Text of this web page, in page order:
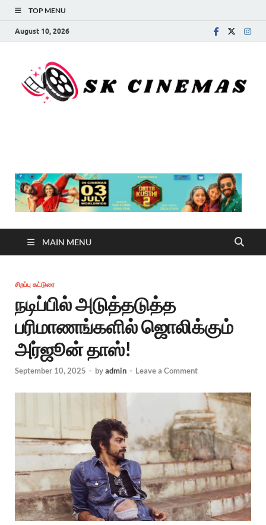
TOP MENU
August 10, 2026
MAIN MENU
சிறப்பு கட்டுரை
நடிப்பில் அடுத்தடுத்த
பரிமாணங்களில் ஜொலிக்கும்
அர்ஜூன் தாஸ்!
September 10, 2025 - byadmin - Leave a Comment